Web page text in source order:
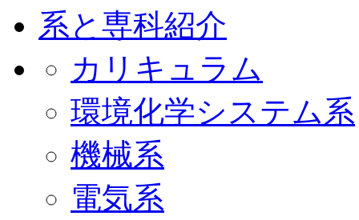
系と専科紹介
カリキュラム
環境化学システム系
機械系
電気系